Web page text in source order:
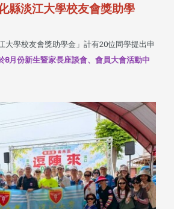
化縣淡江大學校友會獎助學
大學校友會獎助學金」計有20位同學提出申
8月份新生暨家長座談會、會員大會活動中